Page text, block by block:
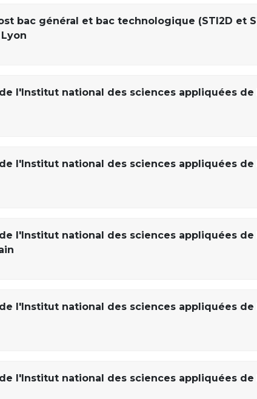
bac général et bac technologique (STI2D et
Lyon
l'Institut national des sciences appliquées de
l'Institut national des sciences appliquées de
l'Institut national des sciences appliquées de
l'Institut national des sciences appliquées de
l'Institut national des sciences appliquées de